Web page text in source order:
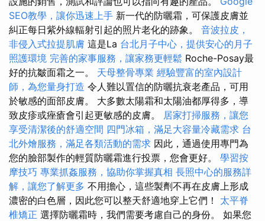
SEO教學，讓你迅速上手 新一代的防曬霜，可保護皮膚並
糾正每日紫外線輻射引起的照片老化的跡象。 音波拉皮，
非侵入式拉提肌膚 這是La 台北月子中心，提供安心的月子
照護環境 完善的家事服務，讓家務更輕鬆 Roche-Posay最
好的抗皺面霜之一。 天母整骨專業 經驗豐富的室內設計
師，為您量身打造 令人難以置信的防曬抗衰老產品，可用
於敏感的面部皮膚。 大多數太陽霜和太陽油都厚得多，導
致皮疹或痤瘡會引起更敏感的皮膚。 居家打掃服務，讓您
享受清潔後的舒適空間 四門冰箱，滿足大容量冷藏需求 台
北外燴服務，滿足各類活動的需求 因此，通過使用專門為
您的臉部製作的輕質防曬霜進行投票，您會更好。 學習按
摩技巧 專業抓姦服務，協助你掌握真相 長照中心的服務詳
解，讓您了解更多 不用擔心，這些製劑不再在皮膚上形成
濃密的白色層，因此您可以整天舒適地穿上它們！ 太平脊
椎矯正 選擇防曬霜時，我們需要考慮自己的身份。 如果您